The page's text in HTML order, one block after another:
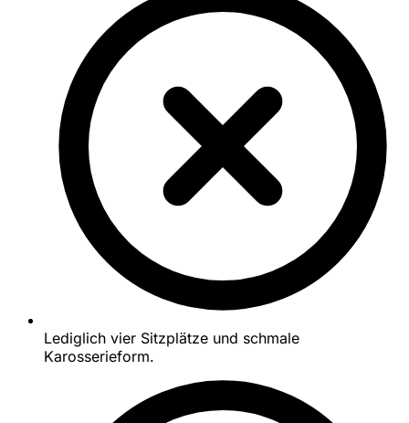
Lediglich vier Sitzplätze und schmale
Karosserieform.